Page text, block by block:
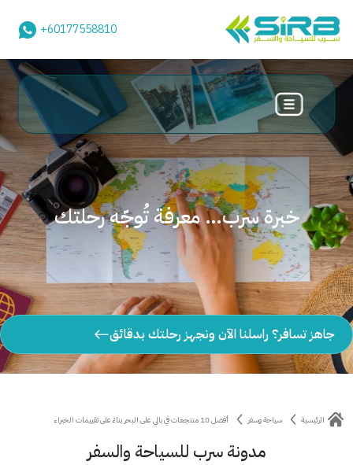
+60177558810
خبرة سرب… معرفة تُوجّه رحلتك
جاهز تسافر؟ راسلنا الآن ونجهز رحلتك بدقائق
الرئيسية سياحة وسفر أفضل 10 منتجعات في بالي على البحر بناءً على تقييمات الخبراء
مدونة سرب للسياحة والسفر